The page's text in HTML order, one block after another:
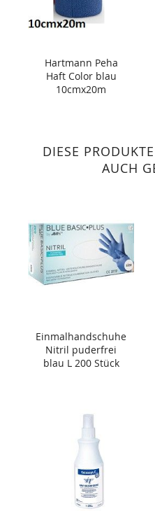
Hartmann Peha
Haft Color blau
10cmx20m
DIESE
AUCH
Einmalhandschuhe
Nitril puderfrei
blau L 200 Stück